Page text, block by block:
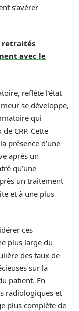
s’avérer
retraités
avec le
reflète l’état
se développe,
qui
CRP. Cette
présence d’une
après un
qu’une
un traitement
et à une plus
ces
plus large du
des taux de
sur la
patient. En
radiologiques et
plus complète de